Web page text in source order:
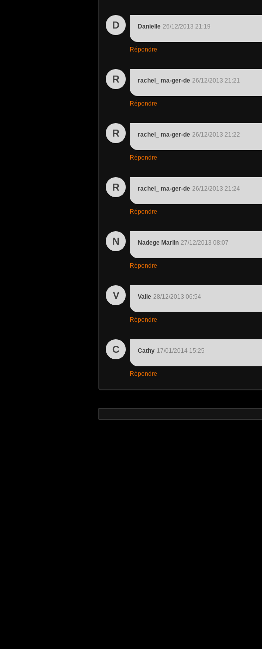
D Danielle 26/12/2013 21:19
Répondre
R rachel_ ma-ger-de 26/12/2013 21:21
Répondre
R rachel_ ma-ger-de 26/12/2013 21:22
Répondre
R rachel_ ma-ger-de 26/12/2013 21:24
Répondre
N Nadege Marlin 27/12/2013 08:07
Répondre
V Valie 28/12/2013 06:54
Répondre
C Cathy 17/01/2014 15:25
Répondre